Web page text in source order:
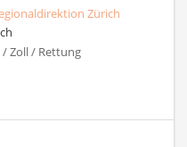
Zürich
/ Zoll / Rettung